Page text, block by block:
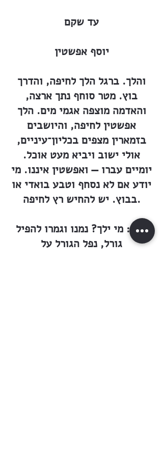
עד שקם
יוסף אפשטין
והלך. ברגל הלך לחיפה, והדרך
בוץ. מטר סוחף נתך ארצה,
והאדמה מוצפה אגמי מים. הלך
אפשטין לחיפה, והיושבים
בזמארין מצפים בכליון־עיניים,
אולי ישוב ויביא מעט אוכל.
יומיים עברו — ואפשטין איננו. מי
יודע אם לא נסחף וטבע בואדי או
בבוץ. יש להחיש רץ לחיפה.
שוב: מי ילך? נמנו וגמרו להפיל
גורל, נפל הגורל על